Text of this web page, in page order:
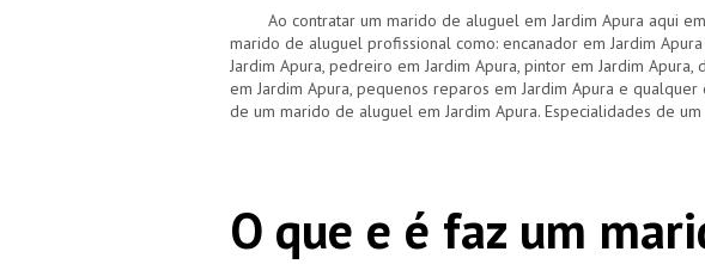
Ao contratar um marido de aluguel em Jardim Apura aqui em
marido de aluguel profissional como: encanador em Jardim
Jardim Apura, pedreiro em Jardim Apura, pintor em Jardim
em Jardim Apura, pequenos reparos em Jardim Apura e
de um marido de aluguel em Jardim Apura. Especialidades de
O que e é faz um